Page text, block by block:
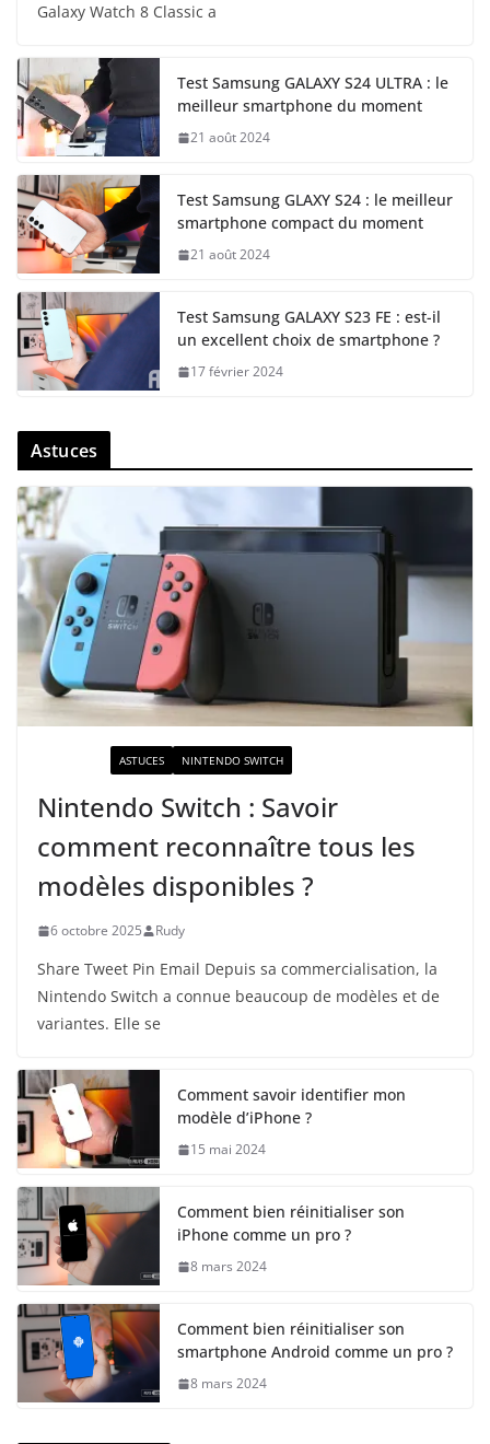
Galaxy Watch 8 Classic a
Test Samsung GALAXY S24 ULTRA : le
meilleur smartphone du moment
21 août 2024
Test Samsung GLAXY S24 : le meilleur
smartphone compact du moment
21 août 2024
Test Samsung GALAXY S23 FE : est-il
un excellent choix de smartphone ?
17 février 2024
Astuces
ASTUCES NINTENDO SWITCH
Nintendo Switch : Savoir
comment reconnaître tous les
modèles disponibles ?
6 octobre 2025 Rudy
Share Tweet Pin Email Depuis sa commercialisation, la
Nintendo Switch a connue beaucoup de modèles et de
variantes. Elle se
Comment savoir identifier mon
modèle d’iPhone ?
15 mai 2024
Comment bien réinitialiser son
iPhone comme un pro ?
8 mars 2024
Comment bien réinitialiser son
smartphone Android comme un pro ?
8 mars 2024